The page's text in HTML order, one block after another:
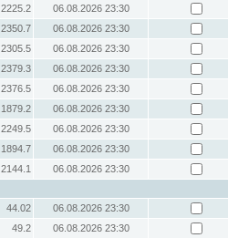
2225.2
06.08.2026 23:30
2350.7
06.08.2026 23:30
2305.5
06.08.2026 23:30
2379.3
06.08.2026 23:30
2376.5
06.08.2026 23:30
1879.2
06.08.2026 23:30
2249.5
06.08.2026 23:30
1894.7
06.08.2026 23:30
2144.1
06.08.2026 23:30
44.02
06.08.2026 23:30
49.2
06.08.2026 23:30